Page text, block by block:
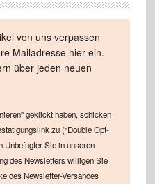
von uns verpassen
Mailadresse hier ein.
über jeden neuen
geklickt haben, schicken
zu ("Double Opt-
Unbefugter Sie in unseren
des Newsletters willigen Sie
des Newsletter-Versandes